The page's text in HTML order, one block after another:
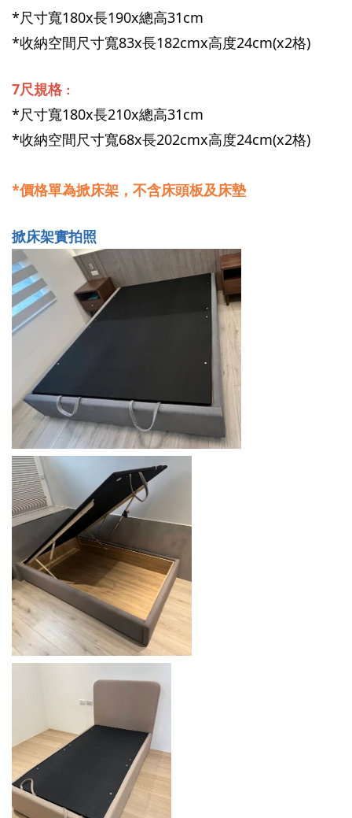
*尺寸寬180x長190x總高31cm
*收納空間尺寸寬83x長182cmx高度24cm(x2格)
7尺規格 ：
*尺寸寬180x長210x總高31cm
*收納空間尺寸寬68x長202cmx高度24cm(x2格)
*價格單為掀床架，不含床頭板及床墊
掀床架實拍照